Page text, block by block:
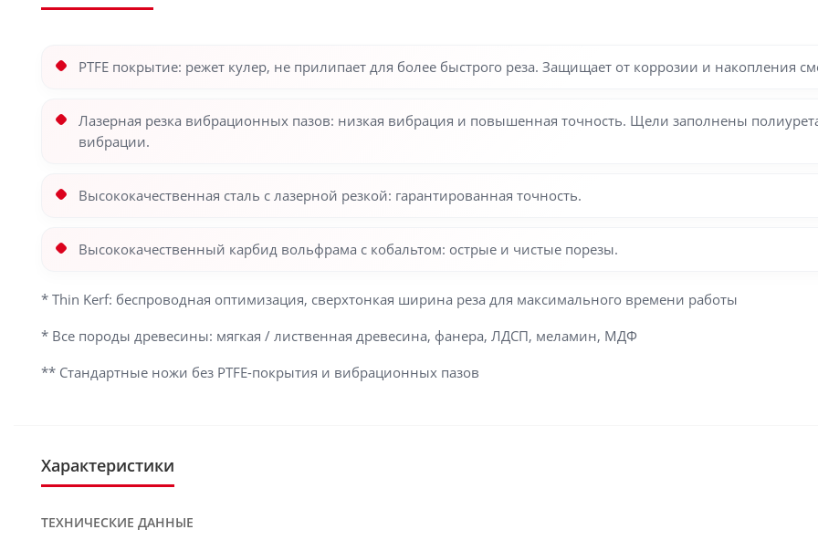
PTFE покрытие: режет кулер, не прилипает для более быстрого реза. Защищает от коррозии и накопления
Лазерная резка вибрационных пазов: низкая вибрация и повышенная точность. Щели заполнены
вибрации.
Высококачественная сталь с лазерной резкой: гарантированная точность.
Высококачественный карбид вольфрама с кобальтом: острые и чистые порезы.
* Thin Kerf: беспроводная оптимизация, сверхтонкая ширина реза для максимального времени работы
* Все породы древесины: мягкая / лиственная древесина, фанера, ЛДСП, меламин, МДФ
** Стандартные ножи без PTFE-покрытия и вибрационных пазов
Характеристики
ТЕХНИЧЕСКИЕ ДАННЫЕ